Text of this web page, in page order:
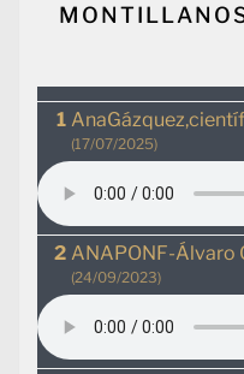
(17/07/2025)
ANAPONF-Álvaro
(24/09/2023)